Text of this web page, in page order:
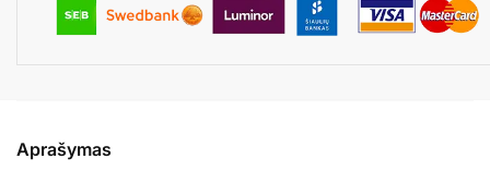
Aprašymas